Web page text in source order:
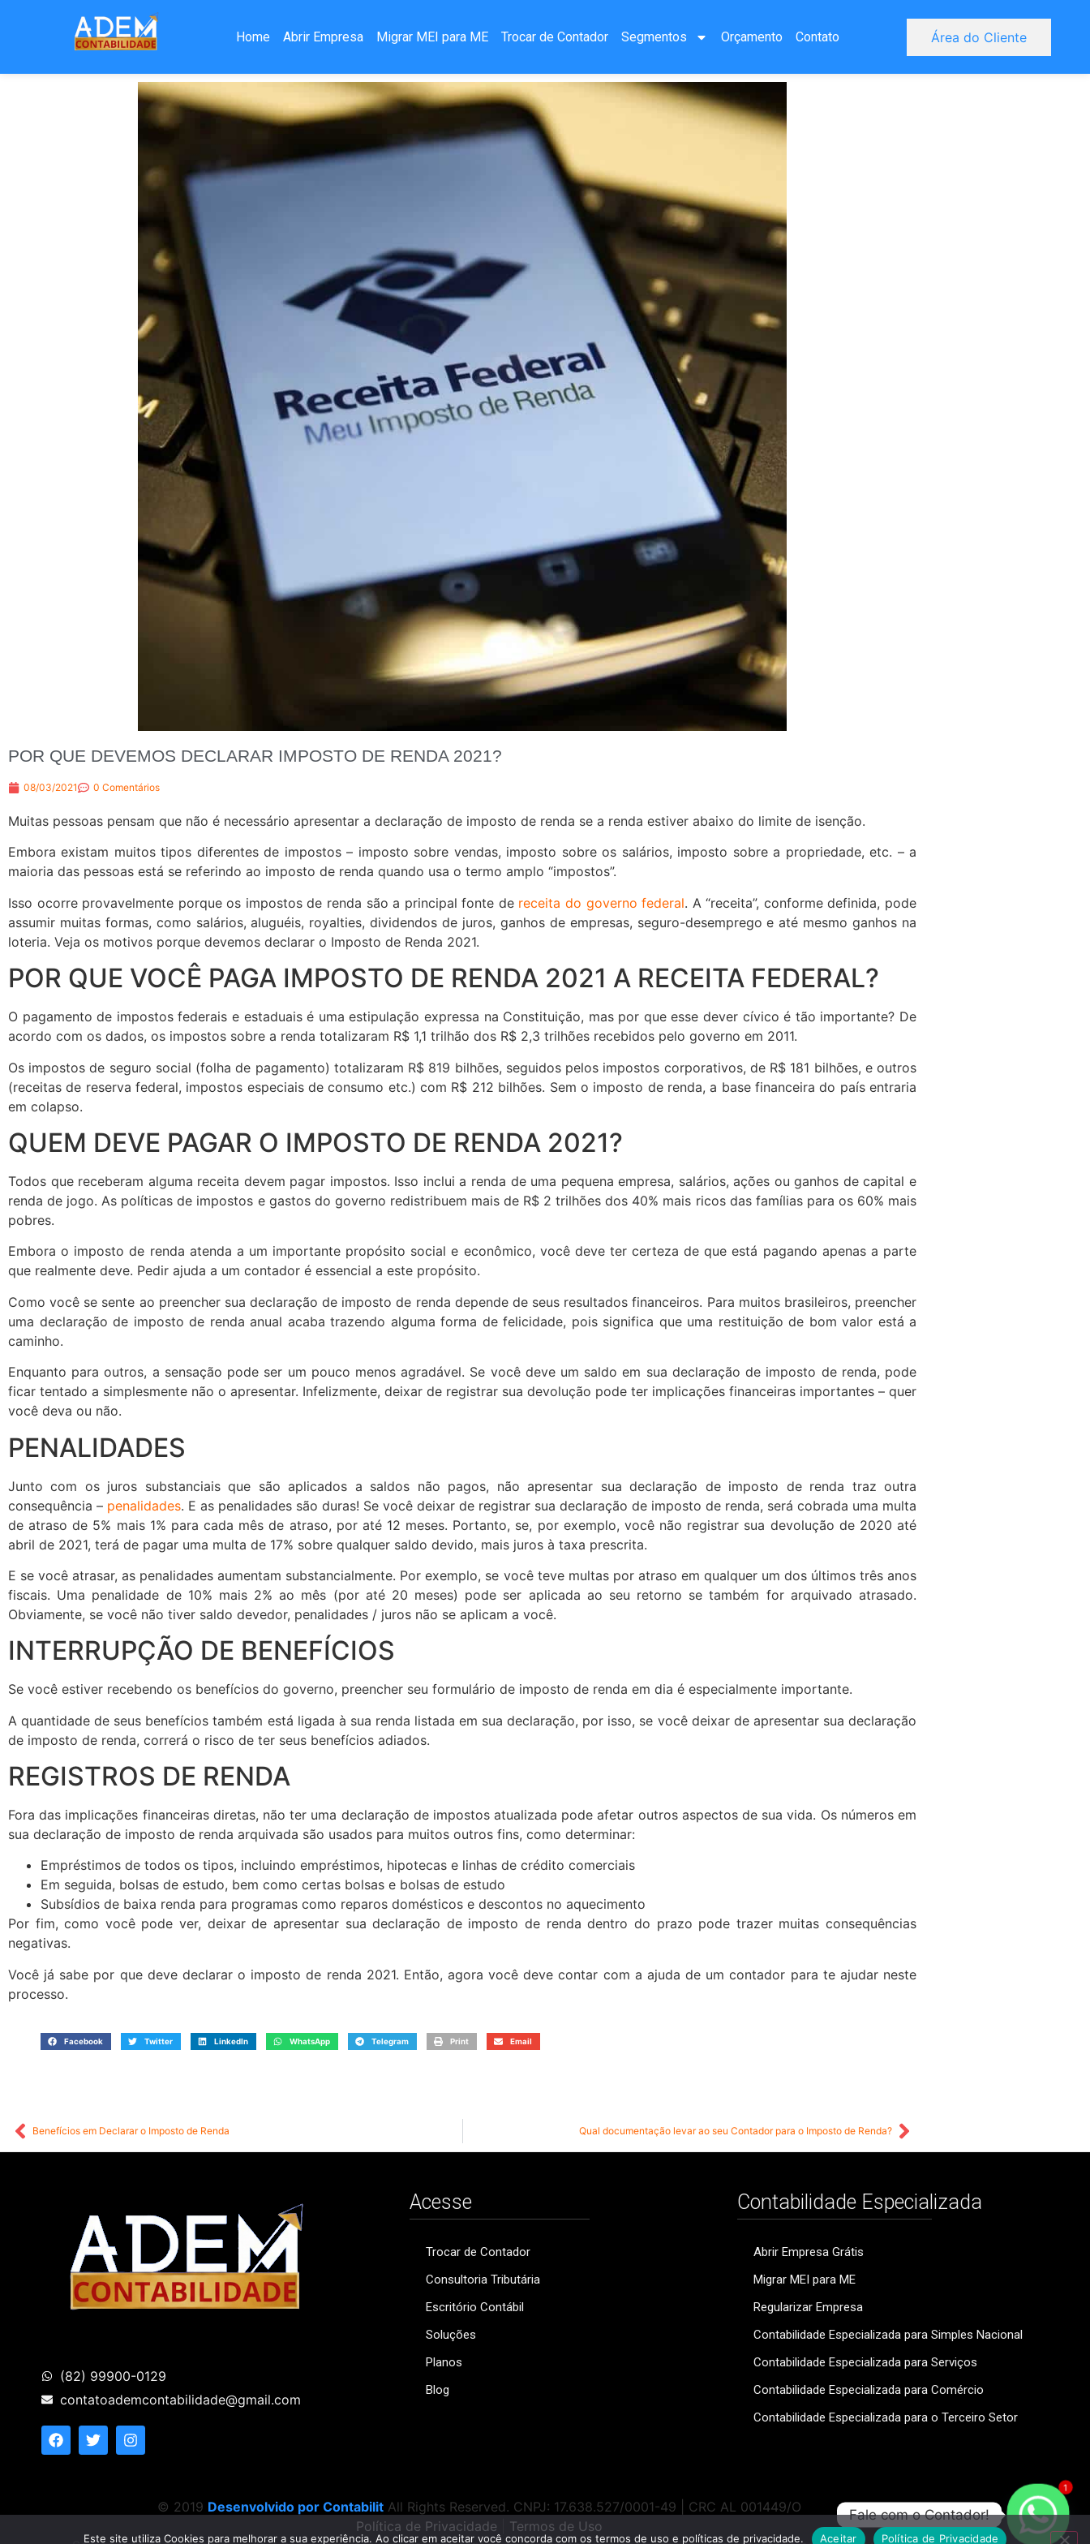
Home Abrir Empresa Migrar MEI para ME Trocar de Contador Segmentos Orçamento Contato Área do Cliente
POR QUE DEVEMOS DECLARAR IMPOSTO DE RENDA 2021?
08/03/2021 0 Comentários
Muitas pessoas pensam que não é necessário apresentar a declaração de imposto de renda se a renda estiver abaixo do limite de isenção.
Embora existam muitos tipos diferentes de impostos – imposto sobre vendas, imposto sobre os salários, imposto sobre a propriedade, etc. – a
maioria das pessoas está se referindo ao imposto de renda quando usa o termo amplo “impostos”.
Isso ocorre provavelmente porque os impostos de renda são a principal fonte de receita do governo federal. A “receita”, conforme definida, pode
assumir muitas formas, como salários, aluguéis, royalties, dividendos de juros, ganhos de empresas, seguro-desemprego e até mesmo ganhos na
loteria. Veja os motivos porque devemos declarar o Imposto de Renda 2021.
POR QUE VOCÊ PAGA IMPOSTO DE RENDA 2021 A RECEITA FEDERAL?
O pagamento de impostos federais e estaduais é uma estipulação expressa na Constituição, mas por que esse dever cívico é tão importante? De
acordo com os dados, os impostos sobre a renda totalizaram R$ 1,1 trilhão dos R$ 2,3 trilhões recebidos pelo governo em 2011.
Os impostos de seguro social (folha de pagamento) totalizaram R$ 819 bilhões, seguidos pelos impostos corporativos, de R$ 181 bilhões, e outros
(receitas de reserva federal, impostos especiais de consumo etc.) com R$ 212 bilhões. Sem o imposto de renda, a base financeira do país entraria
em colapso.
QUEM DEVE PAGAR O IMPOSTO DE RENDA 2021?
Todos que receberam alguma receita devem pagar impostos. Isso inclui a renda de uma pequena empresa, salários, ações ou ganhos de capital e
renda de jogo. As políticas de impostos e gastos do governo redistribuem mais de R$ 2 trilhões dos 40% mais ricos das famílias para os 60% mais
pobres.
Embora o imposto de renda atenda a um importante propósito social e econômico, você deve ter certeza de que está pagando apenas a parte
que realmente deve. Pedir ajuda a um contador é essencial a este propósito.
Como você se sente ao preencher sua declaração de imposto de renda depende de seus resultados financeiros. Para muitos brasileiros, preencher
uma declaração de imposto de renda anual acaba trazendo alguma forma de felicidade, pois significa que uma restituição de bom valor está a
caminho.
Enquanto para outros, a sensação pode ser um pouco menos agradável. Se você deve um saldo em sua declaração de imposto de renda, pode
ficar tentado a simplesmente não o apresentar. Infelizmente, deixar de registrar sua devolução pode ter implicações financeiras importantes – quer
você deva ou não.
PENALIDADES
Junto com os juros substanciais que são aplicados a saldos não pagos, não apresentar sua declaração de imposto de renda traz outra
consequência – penalidades. E as penalidades são duras! Se você deixar de registrar sua declaração de imposto de renda, será cobrada uma multa
de atraso de 5% mais 1% para cada mês de atraso, por até 12 meses. Portanto, se, por exemplo, você não registrar sua devolução de 2020 até
abril de 2021, terá de pagar uma multa de 17% sobre qualquer saldo devido, mais juros à taxa prescrita.
E se você atrasar, as penalidades aumentam substancialmente. Por exemplo, se você teve multas por atraso em qualquer um dos últimos três anos
fiscais. Uma penalidade de 10% mais 2% ao mês (por até 20 meses) pode ser aplicada ao seu retorno se também for arquivado atrasado.
Obviamente, se você não tiver saldo devedor, penalidades / juros não se aplicam a você.
INTERRUPÇÃO DE BENEFÍCIOS
Se você estiver recebendo os benefícios do governo, preencher seu formulário de imposto de renda em dia é especialmente importante.
A quantidade de seus benefícios também está ligada à sua renda listada em sua declaração, por isso, se você deixar de apresentar sua declaração
de imposto de renda, correrá o risco de ter seus benefícios adiados.
REGISTROS DE RENDA
Fora das implicações financeiras diretas, não ter uma declaração de impostos atualizada pode afetar outros aspectos de sua vida. Os números em
sua declaração de imposto de renda arquivada são usados ​​para muitos outros fins, como determinar:
Empréstimos de todos os tipos, incluindo empréstimos, hipotecas e linhas de crédito comerciais
Em seguida, bolsas de estudo, bem como certas bolsas e bolsas de estudo
Subsídios de baixa renda para programas como reparos domésticos e descontos no aquecimento
Por fim, como você pode ver, deixar de apresentar sua declaração de imposto de renda dentro do prazo pode trazer muitas consequências
negativas.
Você já sabe por que deve declarar o imposto de renda 2021. Então, agora você deve contar com a ajuda de um contador para te ajudar neste
processo.
Facebook Twitter LinkedIn WhatsApp Telegram Print Email
Benefícios em Declarar o Imposto de Renda Qual documentação levar ao seu Contador para o Imposto de Renda?
(82) 99900-0129
contatoademcontabilidade@gmail.com
Acesse
Trocar de Contador
Consultoria Tributária
Escritório Contábil
Soluções
Planos
Blog
Contabilidade Especializada
Abrir Empresa Grátis
Migrar MEI para ME
Regularizar Empresa
Contabilidade Especializada para Simples Nacional
Contabilidade Especializada para Serviços
Contabilidade Especializada para Comércio
Contabilidade Especializada para o Terceiro Setor
© 2019 Desenvolvido por Contabilit All Rights Reserved. CNPJ: 17.638.527/0001-49 | CRC AL 001449/O
Política de Privacidade
Termos de Uso
Este site utiliza Cookies para melhorar a sua experiência. Ao clicar em aceitar você concorda com os termos de uso e políticas de privacidade. Aceitar Política de Privacidade
1
Fale com o Contador!